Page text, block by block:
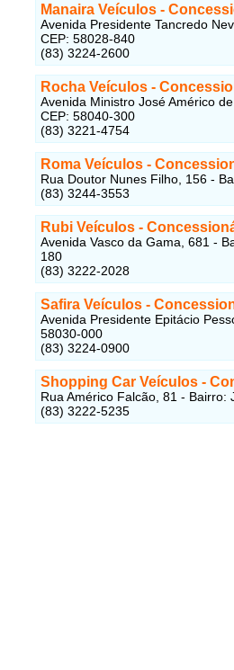
Manaira Veículos -
Avenida Presidente Tancredo
CEP: 58028-840
(83) 3224-2600
Rocha Veículos -
Avenida Ministro José Américo
CEP: 58040-300
(83) 3221-4754
Roma Veículos -
Rua Doutor Nunes Filho, 156 -
(83) 3244-3553
Rubi Veículos -
Avenida Vasco da Gama, 681 -
180
(83) 3222-2028
Safira Veículos -
Avenida Presidente Epitácio
58030-000
(83) 3224-0900
Shopping Car Veículos -
Rua Américo Falcão, 81 -
(83) 3222-5235